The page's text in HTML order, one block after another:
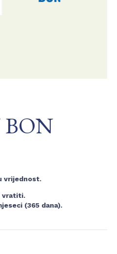
vrijednost.
vratiti.
(365 dana).